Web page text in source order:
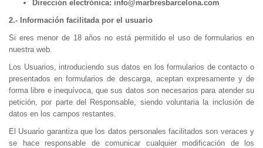
Dirección electrónica: info@marbresbarcelona.com
2.- Información facilitada por el usuario
Si eres menor de 18 años no está permitido el uso de formularios en
nuestra web.
Los Usuarios, introduciendo sus datos en los formularios de contacto o
presentados en formularios de descarga, aceptan expresamente y de
forma libre e inequívoca, que sus datos son necesarios para atender su
petición, por parte del Responsable, siendo voluntaria la inclusión de
datos en los campos restantes.
El Usuario garantiza que los datos personales facilitados son veraces y
se hace responsable de comunicar cualquier modificación de los